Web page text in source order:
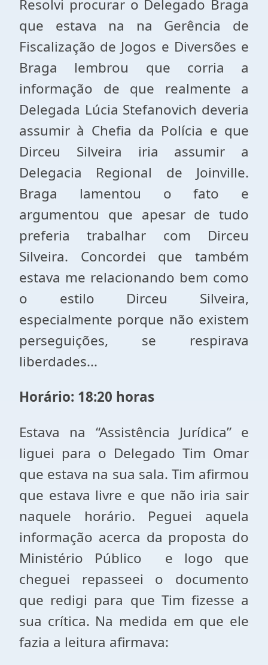
Resolvi procurar o Delegado Braga
que estava na na Gerência de
Fiscalização de Jogos e Diversões e
Braga lembrou que corria a
informação de que realmente a
Delegada Lúcia Stefanovich deveria
assumir à Chefia da Polícia e que
Dirceu Silveira iria assumir a
Delegacia Regional de Joinville.
Braga lamentou o fato e
argumentou que apesar de tudo
preferia trabalhar com Dirceu
Silveira. Concordei que também
estava me relacionando bem como
o estilo Dirceu Silveira,
especialmente porque não existem
perseguições, se respirava
liberdades...
Horário: 18:20 horas
Estava na “Assistência Jurídica” e
liguei para o Delegado Tim Omar
que estava na sua sala. Tim afirmou
que estava livre e que não iria sair
naquele horário. Peguei aquela
informação acerca da proposta do
Ministério Público e logo que
cheguei repasseei o documento
que redigi para que Tim fizesse a
sua crítica. Na medida em que ele
fazia a leitura afirmava: